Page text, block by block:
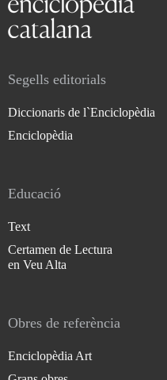
Segells editorials
Diccionaris de l`Enciclopèdia
Enciclopèdia
Educació
Text
Certamen de Lectura
en Veu Alta
Obres de referència
Enciclopèdia Art